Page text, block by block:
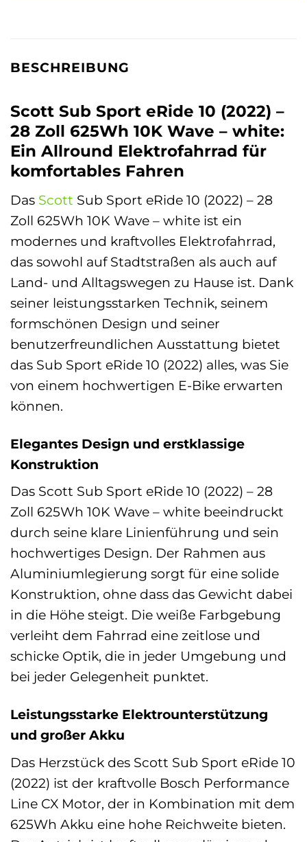
BESCHREIBUNG
Scott Sub Sport eRide 10 (2022) –
28 Zoll 625Wh 10K Wave – white:
Ein Allround Elektrofahrrad für
komfortables Fahren
Das Scott Sub Sport eRide 10 (2022) – 28
Zoll 625Wh 10K Wave – white ist ein
modernes und kraftvolles Elektrofahrrad,
das sowohl auf Stadtstraßen als auch auf
Land- und Alltagswegen zu Hause ist. Dank
seiner leistungsstarken Technik, seinem
formschönen Design und seiner
benutzerfreundlichen Ausstattung bietet
das Sub Sport eRide 10 (2022) alles, was Sie
von einem hochwertigen E-Bike erwarten
können.
Elegantes Design und erstklassige
Konstruktion
Das Scott Sub Sport eRide 10 (2022) – 28
Zoll 625Wh 10K Wave – white beeindruckt
durch seine klare Linienführung und sein
hochwertiges Design. Der Rahmen aus
Aluminiumlegierung sorgt für eine solide
Konstruktion, ohne dass das Gewicht dabei
in die Höhe steigt. Die weiße Farbgebung
verleiht dem Fahrrad eine zeitlose und
schicke Optik, die in jeder Umgebung und
bei jeder Gelegenheit punktet.
Leistungsstarke Elektrounterstützung
und großer Akku
Das Herzstück des Scott Sub Sport eRide 10
(2022) ist der kraftvolle Bosch Performance
Line CX Motor, der in Kombination mit dem
625Wh Akku eine hohe Reichweite bieten.